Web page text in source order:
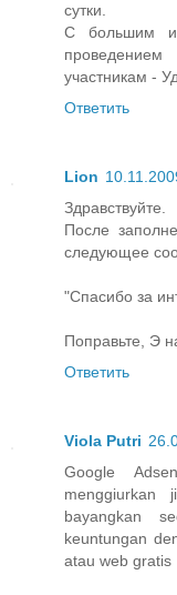
сутки.
С большим
участникам -
Ответить
Lion
Здравствуйте.
После
следующее
"Спасибо за
Поправьте, Э
Ответить
Viola Putri
Google
menggiurkan
bayangkan
keuntungan
atau web gratis